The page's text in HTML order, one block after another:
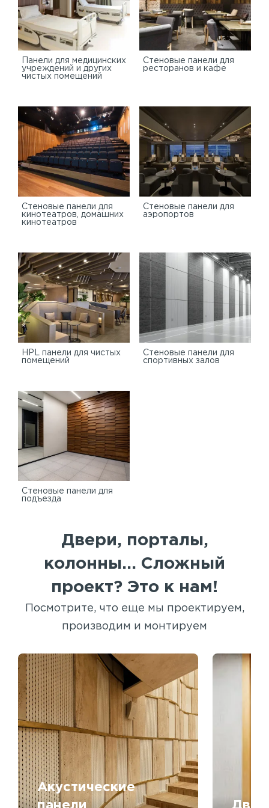
Панели для медицинских
учреждений и других
чистых помещений
Стеновые панели для
ресторанов и кафе
Стеновые панели для
кинотеатров, домашних
кинотеатров
Стеновые панели для
аэропортов
HPL панели для чистых
помещений
Стеновые панели для
спортивных залов
Стеновые панели для
подъезда
Двери, порталы,
колонны... Сложный
проект? Это к нам!
Посмотрите, что еще мы проектируем,
производим и монтируем
Акустические